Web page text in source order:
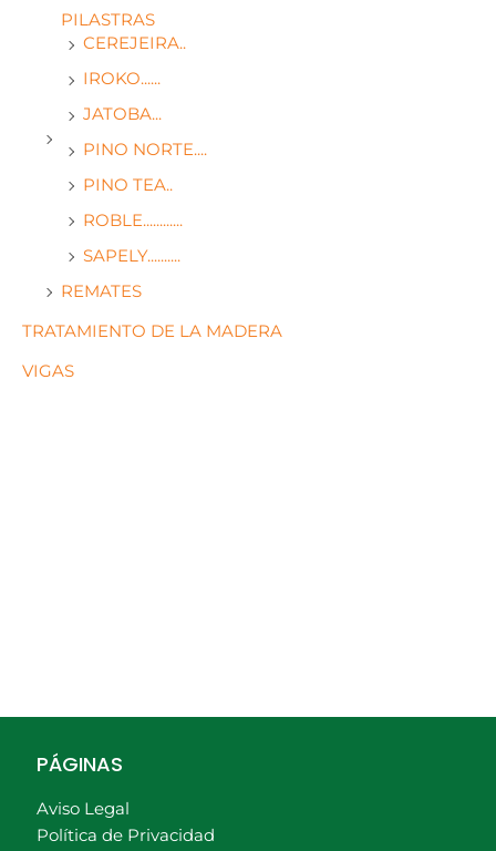
PILASTRAS
CEREJEIRA..
IROKO......
JATOBA...
PINO NORTE....
PINO TEA..
ROBLE............
SAPELY..........
REMATES
TRATAMIENTO DE LA MADERA
VIGAS
PÁGINAS
Aviso Legal
Política de Privacidad